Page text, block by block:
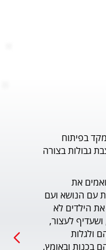
בפיתוח
גבולות בצורה
והוא מלווה באיורים חמודים שתואמים את
הדמויות בסיפור. הסיפור מלמד את הילדים לא
להקשיב לרגשות האמיתיים שלהם ולגלות